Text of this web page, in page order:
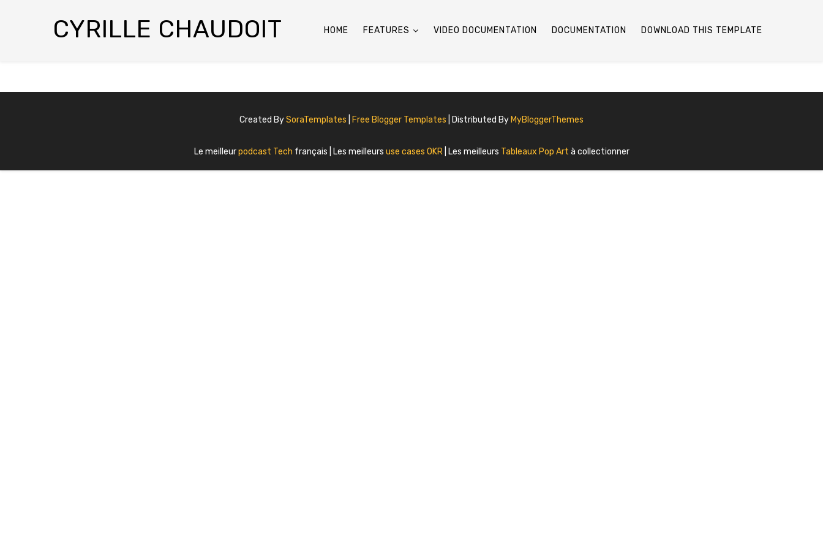
CYRILLE CHAUDOIT HOME FEATURES VIDEO DOCUMENTATION DOCUMENTATION DOWNLOAD THIS TEMPLATE
Created BySoraTemplates Free Blogger Templates | Distributed By MyBloggerThemes
Le meilleurpodcast Tech français | Les meilleurs use cases OKR | Les meilleurs Tableaux Pop Art à collectionner